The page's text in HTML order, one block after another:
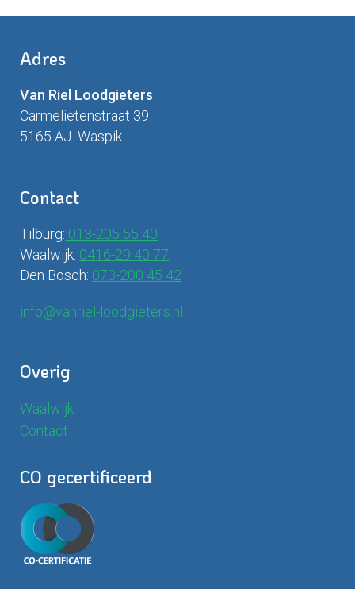
Adres
Van Riel Loodgieters
Carmelietenstraat 39
5165 AJ Waspik
Contact
Tilburg: 013-205 55 40
Waalwijk: 0416-29 40 77
Den Bosch: 073-200 45 42
info@vanriel-loodgieters.nl
Overig
Waalwijk
Contact
CO gecertificeerd